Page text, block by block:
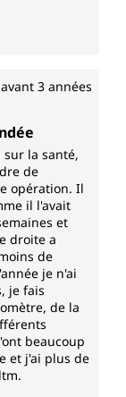
avant 3 années
la santé,
de
opération. Il
il l'avait
et
droite a
de
je n'ai
je fais
de la
beaucoup
et j'ai plus de